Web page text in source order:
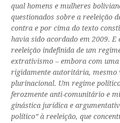
qual homens e mulheres
questionados sobre a reeleição
contra e por cima do texto
havia sido acordado em 2009. E
reeleição indefinida de um
extrativismo – embora com
rigidamente autoritária, mesmo
plurinacional. Um regime
ferozmente anti-comunitário e
ginástica jurídica e
político” à reeleição, que